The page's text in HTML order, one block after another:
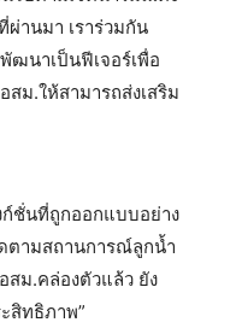
ผ่านมา เราร่วมกัน
ฒนาเป็นฟีเจอร์เพื่อ
ม.ให้สามารถส่งเสริม
ก์ชั่นที่ถูกออกแบบอย่าง
ตามสถานการณ์ลูกน้ำ
สม.คล่องตัวแล้ว ยัง
สิทธิภาพ”